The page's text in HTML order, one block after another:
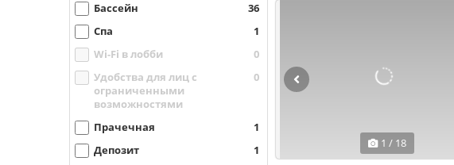
Бассейн
36
Спа
1
Wi-Fi в лобби
0
Удобства для лиц с
ограниченными
возможностями
0
Прачечная
1
Депозит
1
1 / 18